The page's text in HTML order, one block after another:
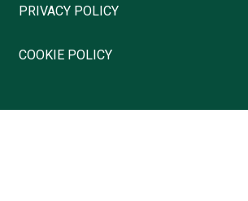
PRIVACY POLICY
COOKIE POLICY